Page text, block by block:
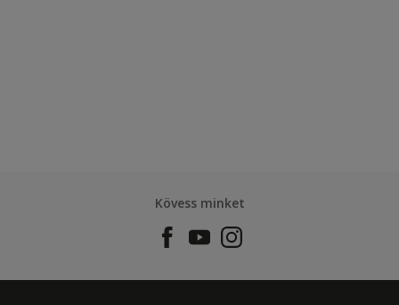
Kövess minket